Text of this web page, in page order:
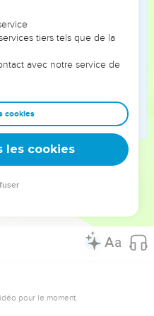
le serviteur ammonite, et
se moquèrent de nous et
faites-vous là ? Vous
des cieux nous donnera
nous lèverons et nous
ni part, ni droit, ni souvenir
avec autorisation. Pour vous procurer
pour le moment.
tiers tels que de la
avec notre service de
cookies
les cookies